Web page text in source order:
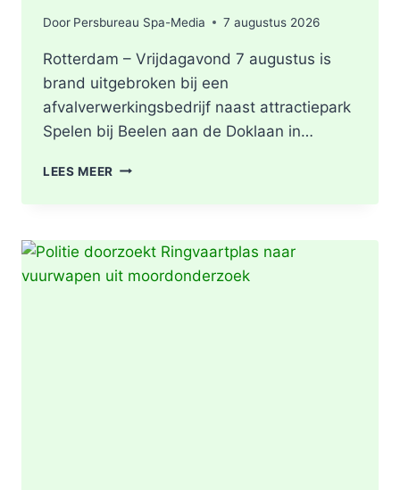
Door Persbureau Spa-Media 7 augustus 2026
Rotterdam – Vrijdagavond 7 augustus is
brand uitgebroken bij een
afvalverwerkingsbedrijf naast attractiepark
Spelen bij Beelen aan de Doklaan in…
LEES MEER GRIP2
BRAND
|
BRAND